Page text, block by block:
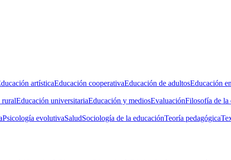
artísticaEducación cooperativaEducación de adultosEducación
ruralEducación universitariaEducación y mediosEvaluaciónFilosofía de la
Psicología evolutivaSaludSociología de la educaciónTeoría pedagógica